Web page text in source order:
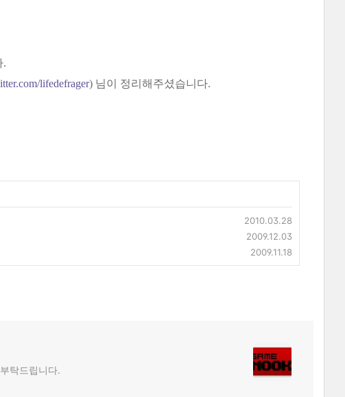
.
lifedefrager) 님이 정리해주셨습니다.
2010.03.28
2009.12.03
2009.11.18
탁드립니다.